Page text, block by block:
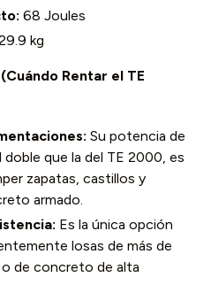
68 Joules
kg
Rentar el TE
Su potencia de
que la del TE 2000, es
zapatas, castillos y
armado.
Es la única opción
losas de más de
de concreto de alta